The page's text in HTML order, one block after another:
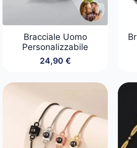
Bracciale Uomo
Personalizzabile
24,90 €